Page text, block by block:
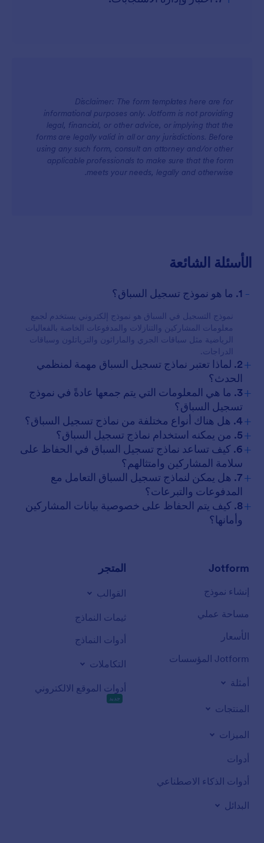
Disclaimer: The form templates here are for
informational purposes only. Jotform is not providing
legal, financial, or other advice, or implying that the
forms are legally valid in all or any jurisdictions. Before
using any such form, consult an attorney and/or other
applicable professionals to make sure that the form
meets your needs, legally and otherwise.
الأسئلة الشائعة
- 1. ما هو نموذج تسجيل السباق؟
نموذج التسجيل في السباق هو نموذج إلكتروني يستخدم لجمع
معلومات المشاركين والتنازلات والمدفوعات الخاصة بالفعاليات
الرياضية مثل سباقات الجري والماراثون والترياتلون وسباقات
الدراجات.
+
2. لماذا تعتبر نماذج تسجيل السباق مهمة لمنظمي
الحدث؟
+
3. ما هي المعلومات التي يتم جمعها عادةً في نموذج
تسجيل السباق؟
+4. هل هناك أنواع مختلفة من نماذج تسجيل السباق؟
+5. من يمكنه استخدام نماذج تسجيل السباق؟
+
6. كيف تساعد نماذج تسجيل السباق في الحفاظ على
سلامة المشاركين وامتثالهم؟
+
7. هل يمكن لنماذج تسجيل السباق التعامل مع
المدفوعات والتبرعات؟
+
8. كيف يتم الحفاظ على خصوصية بيانات المشاركين
وأمانها؟
Jotform
إنشاء نموذج
مساحة عملي
الأسعار
Jotform المؤسسات
أمثلة
المنتجات
الميزات
أدوات
أدوات الذكاء الاصطناعي
البدائل
المتجر
القوالب
ثيمات النماذج
أدوات النماذج
التكاملات
أدوات الموقع الالكتروني
جديد